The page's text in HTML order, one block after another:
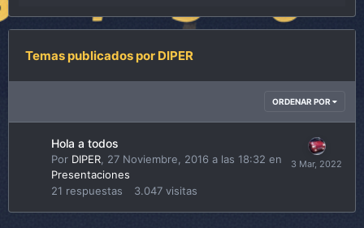
Temas publicados por DIPER
ORDENAR POR
Hola a todos
Por DIPER 27 Noviembre, 2016 a las 18:32 en
Presentaciones
21 respuestas 3.047 visitas